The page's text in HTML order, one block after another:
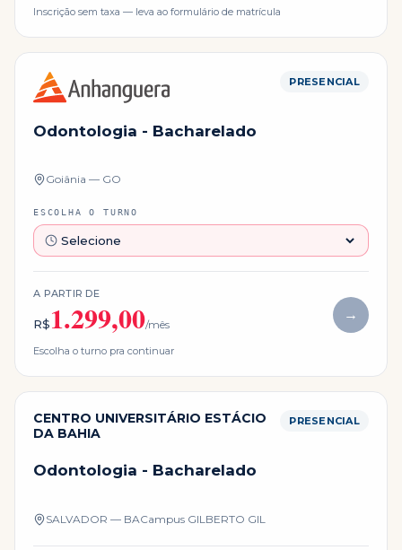
Inscrição sem taxa — leva ao formulário de matrícula
PRESENCIAL
Odontologia - Bacharelado
Goiânia — GO
ESCOLHA O TURNO
A PARTIR DE
R$1.299,00/mês
→
Escolha o turno pra continuar
CENTRO UNIVERSITÁRIO ESTÁCIO
DA BAHIA
PRESENCIAL
Odontologia - Bacharelado
SALVADOR — BACampus GILBERTO GIL